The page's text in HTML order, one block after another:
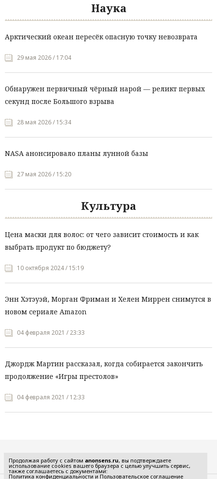
Наука
Арктический океан пересёк опасную точку невозврата
29 мая 2026 / 17:04
Обнаружен первичный чёрный нарой — реликт первых
секунд после Большого взрыва
28 мая 2026 / 15:34
NASA анонсировало планы лунной базы
27 мая 2026 / 15:20
Культура
Цена маски для волос: от чего зависит стоимость и как
выбрать продукт по бюджету?
10 октября 2024 / 15:19
Энн Хэтэуэй, Морган Фриман и Хелен Миррен снимутся в
новом сериале Amazon
04 февраля 2021 / 23:33
Джордж Мартин рассказал, когда собирается закончить
продолжение «Игры престолов»
04 февраля 2021 / 12:33
Продолжая работу с сайтом anonsens.ru, вы подтверждаете
использование cookies вашего браузера с целью улучшить сервис,
также соглашаетесь с документами:
Политика конфиденциальности и Пользовательское соглашение